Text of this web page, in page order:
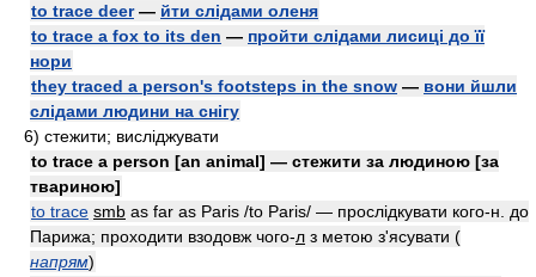
to trace deer— йти слідами оленя
to trace a fox to its den — пройти слідами лисиці до її
нори
they traced a person's footsteps in the snow — вони йшли
слідами людини на снігу
6) стежити; висліджувати
to trace a person [an animal] — стежити за людиною [за
твариною]
to trace smb as far as Paris /to Paris/ — прослідкувати кого-н. до
Парижа; проходити взодовж чого-л з метою з'ясувати (
напрям)